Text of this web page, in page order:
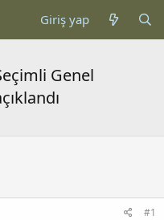
Giriş yap
Genel
#1